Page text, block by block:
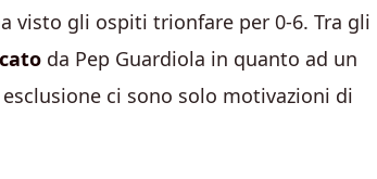
visto gli ospiti trionfare per 0-6. Tra gli
da Pep Guardiola in quanto ad un
ci sono solo motivazioni di